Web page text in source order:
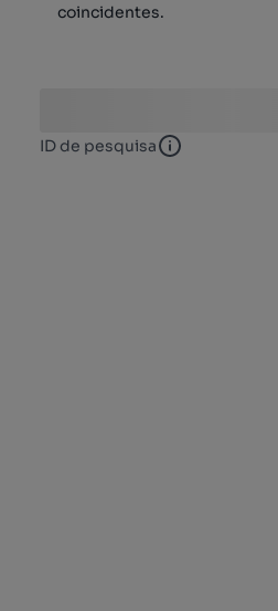
coincidentes.
ID de pesquisa ID de pesquisa